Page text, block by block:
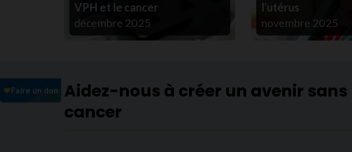
VPH et le cancer
décembre 2025
l’utérus
novembre 2025
Aidez-nous à créer un avenir sans
cancer